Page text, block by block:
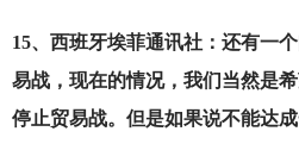
15、西班牙埃菲通讯社：还有一
易战，现在的情况，我们当然是
停止贸易战。但是如果说不能达